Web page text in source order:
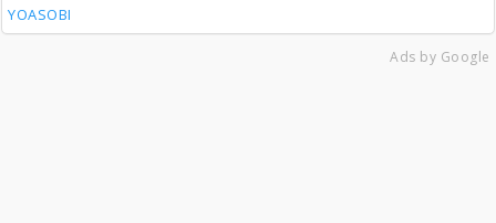
YOASOBI
Ads by Google